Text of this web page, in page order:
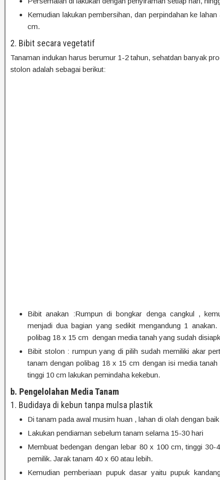
Kemudian lakukan pembersihan, dan perpindahan ke
cm.
2. Bibit secara vegetatif
Tanaman indukan harus berumur 1-2 tahun, sehatdan banyak
stolon adalah sebagai berikut:
Bibit anakan :Rumpun di bongkar denga cangkul ,
menjadi dua bagian yang sedikit mengandung 1
polibag 18 x 15 cm dengan media tanah yang sudah
Bibit stolon : rumpun yang di pilih sudah memiliki akar
tanam dengan polibag 18 x 15 cm dengan isi media
tinggi 10 cm lakukan pemindaha kekebun.
b. Pengelolahan Media Tanam
1. Budidaya di kebun tanpa mulsa plastik
Di tanam pada awal musim huan , lahan di olah dengan
Lakukan pendiaman sebelum tanam selama 15-30 hari
Membuat bedengan dengan lebar 80 x 100 cm, tinggi 30-
pemilik. Jarak tanam 40 x 60 atau lebih.
Kemudian pemberiaan pupuk dasar yaitu pupuk